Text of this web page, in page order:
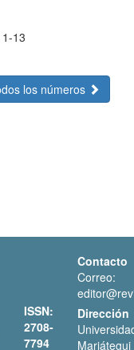
1-13
los números
ISSN:
2708-
7794
Contacto
Correo:
Dirección
Mariátegui